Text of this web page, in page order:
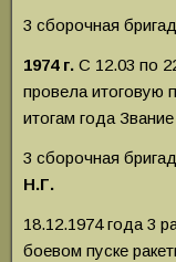
3 сборочная
1974 г. С 12.03 по
провела итоговую
итогам года
3 сборочная
Н.Г.
18.12.1974 года 3
боевом пуске